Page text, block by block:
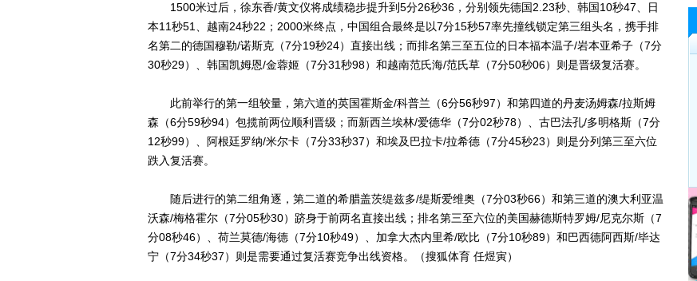
1500米过后，徐东香/黄文仪将成绩稳步提升到5分26秒36，分别领先德国2.23秒、韩国10秒47、日
本11秒51、越南24秒22；2000米终点，中国组合最终是以7分15秒57率先撞线锁定第三组头名，携手排
名第二的德国穆勒/诺斯克（7分19秒24）直接出线；而排名第三至五位的日本福本温子/岩本亚希子（7分
30秒29）、韩国凯姆恩/金蓉姬（7分31秒98）和越南范氏海/范氏草（7分50秒06）则是晋级复活赛。
此前举行的第一组较量，第六道的英国霍斯金/科普兰（6分56秒97）和第四道的丹麦汤姆森/拉斯姆
森（6分59秒94）包揽前两位顺利晋级；而新西兰埃林/爱德华（7分02秒78）、古巴法孔/多明格斯（7分
12秒99）、阿根廷罗纳/米尔卡（7分33秒37）和埃及巴拉卡/拉希德（7分45秒23）则是分列第三至六位
跌入复活赛。
随后进行的第二组角逐，第二道的希腊盖茨缇兹多/缇斯爱维奥（7分03秒66）和第三道的澳大利亚温
沃森/梅格霍尔（7分05秒30）跻身于前两名直接出线；排名第三至六位的美国赫德斯特罗姆/尼克尔斯（7
分08秒46）、荷兰莫德/海德（7分10秒49）、加拿大杰内里希/欧比（7分10秒89）和巴西德阿西斯/毕达
宁（7分34秒37）则是需要通过复活赛竞争出线资格。（搜狐体育 任煜寅）